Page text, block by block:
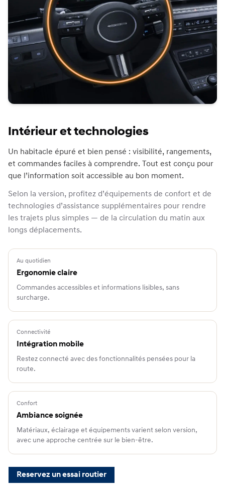
Intérieur et technologies
Un habitacle épuré et bien pensé : visibilité, rangements,
et commandes faciles à comprendre. Tout est conçu pour
que l’information soit accessible au bon moment.
Selon la version, profitez d’équipements de confort et de
technologies d’assistance supplémentaires pour rendre
les trajets plus simples — de la circulation du matin aux
longs déplacements.
Au quotidien
Ergonomie claire
Commandes accessibles et informations lisibles, sans
surcharge.
Connectivité
Intégration mobile
Restez connecté avec des fonctionnalités pensées pour la
route.
Confort
Ambiance soignée
Matériaux, éclairage et équipements varient selon version,
avec une approche centrée sur le bien-être.
Reservez un essai routier